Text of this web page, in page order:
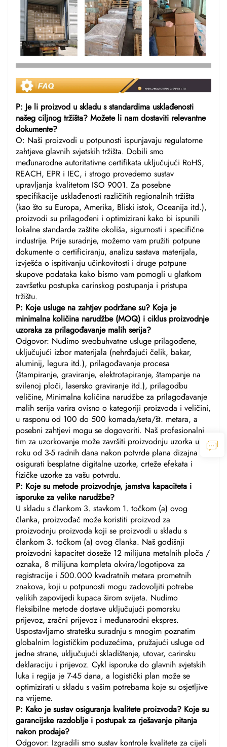
P: Je li proizvod u skladu s standardima usklađenosti
našeg ciljnog tržišta? Možete li nam dostaviti relevantne
dokumente?
O: Naši proizvodi u potpunosti ispunjavaju regulatorne
zahtjeve glavnih svjetskih tržišta. Dobili smo
međunarodne autoritativne certifikata uključujući RoHS,
REACH, EPR i IEC, i strogo provedemo sustav
upravljanja kvalitetom ISO 9001. Za posebne
specifikacije usklađenosti različitih regionalnih tržišta
(kao što su Europa, Amerika, Bliski istok, Oceanija itd.),
proizvodi su prilagođeni i optimizirani kako bi ispunili
lokalne standarde zaštite okoliša, sigurnosti i specifične
industrije. Prije suradnje, možemo vam pružiti potpune
dokumente o certificiranju, analizu sastava materijala,
izvješća o ispitivanju učinkovitosti i druge potpune
skupove podataka kako bismo vam pomogli u glatkom
završetku postupka carinskog postupanja i pristupa
tržištu.
P: Koje usluge na zahtjev podržane su? Koja je
minimalna količina narudžbe (MOQ) i ciklus proizvodnje
uzoraka za prilagođavanje malih serija?
Odgovor: Nudimo sveobuhvatne usluge prilagođene,
uključujući izbor materijala (nehrđajući čelik, bakar,
aluminij, legura itd.), prilagođavanje procesa
(štampiranje, graviranje, elektrotapiranje, štampanje na
svilenoj ploči, lasersko graviranje itd.), prilagodbu
veličine, Minimalna količina narudžbe za prilagođavanje
malih serija varira ovisno o kategoriji proizvoda i veličini,
u rasponu od 100 do 500 komada/seta/št. metara, a
posebni zahtjevi mogu se dogovoriti. Naš profesionalni
tim za uzorkovanje može završiti proizvodnju uzorka u
roku od 3-5 radnih dana nakon potvrde plana dizajna i
osigurati besplatne digitalne uzorke, crteže efekata i
fizičke uzorke za vašu potvrdu.
P: Koje su metode proizvodnje, jamstva kapaciteta i
isporuke za velike narudžbe?
U skladu s člankom 3. stavkom 1. točkom (a) ovog
članka, proizvođač može koristiti proizvod za
proizvodnju proizvoda koji se proizvodi u skladu s
člankom 3. točkom (a) ovog članka. Naš godišnji
proizvodni kapacitet doseže 12 milijuna metalnih ploča /
oznaka, 8 milijuna kompleta okvira/logotipova za
registracije i 500.000 kvadratnih metara prometnih
znakova, koji u potpunosti mogu zadovoljiti potrebe
velikih zapovijedi kupaca širom svijeta. Nudimo
fleksibilne metode dostave uključujući pomorsku
prijevoz, zračni prijevoz i međunarodni ekspres.
Uspostavljamo stratešku suradnju s mnogim poznatim
globalnim logističkim poduzećima, pružajući usluge od
jedne strane, uključujući skladištenje, utovar, carinsku
deklaraciju i prijevoz. Cykl isporuke do glavnih svjetskih
luka i regija je 7-45 dana, a logistički plan može se
optimizirati u skladu s vašim potrebama koje su osjetljive
na vrijeme.
P: Kako je sustav osiguranja kvalitete proizvoda? Koje su
garancijske razdoblje i postupak za rješavanje pitanja
nakon prodaje?
Odgovor: Izgradili smo sustav kontrole kvalitete za cijeli